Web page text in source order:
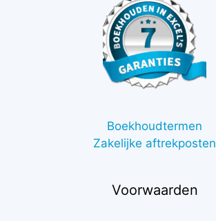
Boekhoudtermen
Zakelijke aftrekposten
Voorwaarden